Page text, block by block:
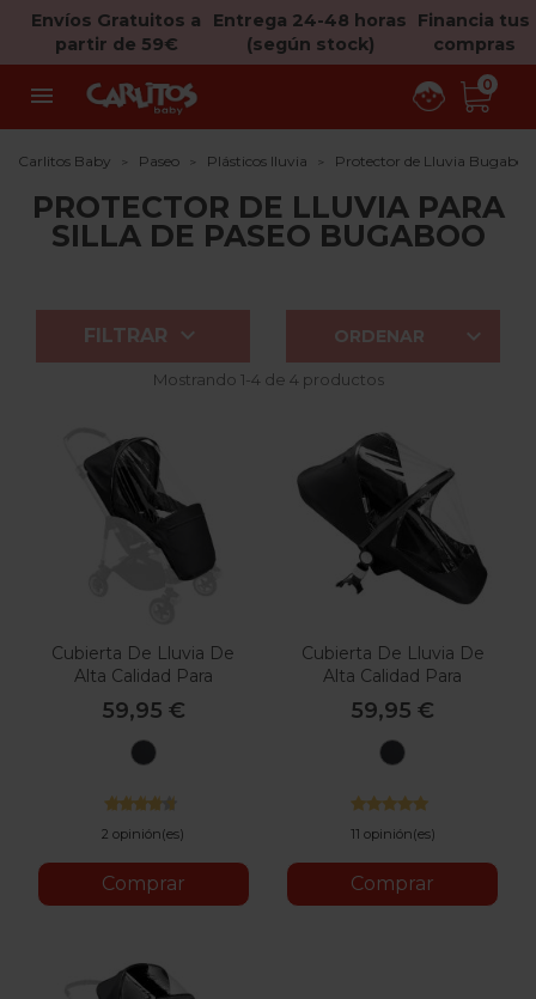
Envíos Gratuitos a
partir de 59€
Entrega 24-48 horas
(según stock)
Financia tus
compras
 0
Carlitos Baby Paseo Plásticos lluvia Protector de Lluvia Bugaboo
PROTECTOR DE LLUVIA PARA
SILLA DE PASEO BUGABOO
ORDENAR 
FILTRAR 
Mostrando 1-4 de 4 productos
Cubierta De Lluvia De
Alta Calidad Para
Bugaboo Bee
59,95 €
Negro
2 opinión(es)
Comprar
Cubierta De Lluvia De
Alta Calidad Para
Bugaboo Fox &
Camaleon
59,95 €
11 opinión(es)
Comprar